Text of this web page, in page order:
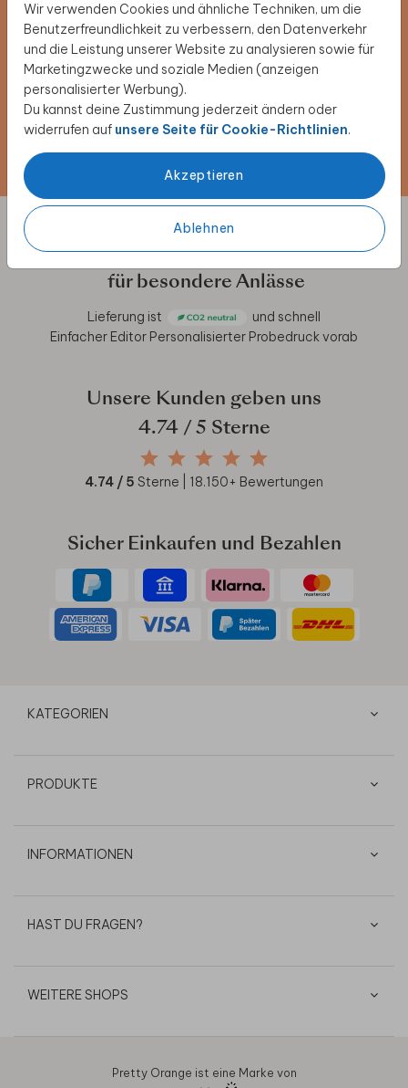
Wir verwenden Cookies und ähnliche Techniken, um die
Benutzerfreundlichkeit zu verbessern, den Datenverkehr
und die Leistung unserer Website zu analysieren sowie für
Marketingzwecke und soziale Medien (anzeigen
personalisierter Werbung).
Du kannst deine Zustimmung jederzeit ändern oder
widerrufen auf unsere Seite für Cookie-Richtlinien.
Akzeptieren
Ablehnen
Melde dich für unseren Newsletter an und entdecke
exklusive Angebote, kreative Inspirationen und
spannende Neuigkeiten aus unserer Produktwelt. Als
Dankeschön erhältst du 5 € Rabatt auf deine nächste
Bestellung.
Jetzt anmelden!
Designs individuell anpassen
für besondere Anlässe
Lieferung ist
und schnell
Einfacher Editor Personalisierter Probedruck vorab
Unsere Kunden geben uns
4.74/ 5 Sterne
4.74 / 5 Sterne | 18.150+ Bewertungen
Sicher Einkaufen und Bezahlen
KATEGORIEN
PRODUKTE
INFORMATIONEN
HAST DU FRAGEN?
WEITERE SHOPS
Pretty Orange ist eine Marke von